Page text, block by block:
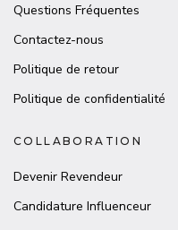
Questions Fréquentes
Contactez-nous
Politique de retour
Politique de confidentialité
COLLABORATION
Devenir Revendeur
Candidature Influenceur